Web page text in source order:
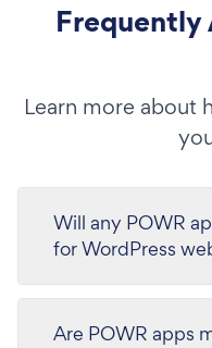
Frequently
Learn more about
Will any POWR
for WordPress
Are POWR apps